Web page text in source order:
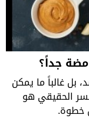
جداً؟
بل غالباً ما يمكن
الحقيقي هو
خطوة.